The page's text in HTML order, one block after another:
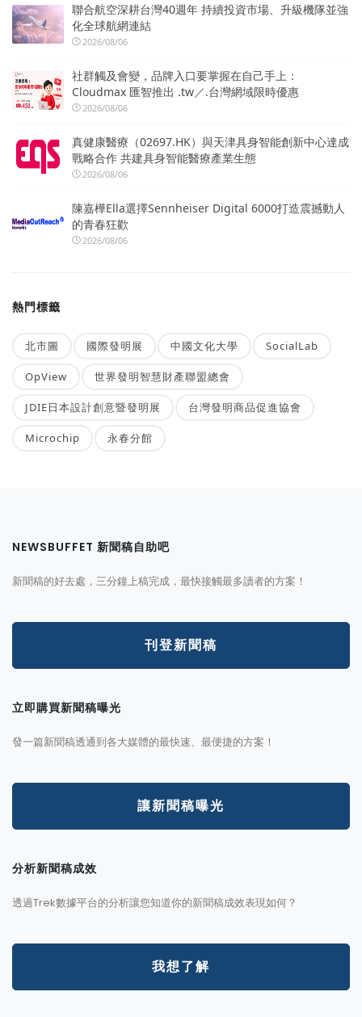
聯合航空深耕台灣40週年 持續投資市場、升級機隊並強
化全球航網連結
2026/08/06
社群觸及會變，品牌入口要掌握在自己手上：
Cloudmax 匯智推出 .tw／.台灣網域限時優惠
2026/08/06
真健康醫療（02697.HK）與天津具身智能創新中心達成
戰略合作 共建具身智能醫療產業生態
2026/08/06
陳嘉樺Ella選擇Sennheiser Digital 6000打造震撼動人
的青春狂歡
2026/08/06
熱門標籤
北市圖 國際發明展 中國文化大學 SocialLab
OpView 世界發明智慧財產聯盟總會
JDIE日本設計創意暨發明展 台灣發明商品促進協會
Microchip 永春分館
NEWSBUFFET 新聞稿自助吧
新聞稿的好去處，三分鐘上稿完成，最快接觸最多讀者的方案！
刊登新聞稿
立即購買新聞稿曝光
發一篇新聞稿透通到各大媒體的最快速、最便捷的方案！
讓新聞稿曝光
分析新聞稿成效
透過Trek數據平台的分析讓您知道你的新聞稿成效表現如何？
我想了解